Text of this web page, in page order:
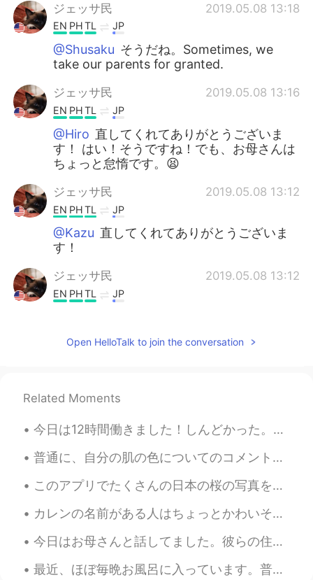
ジェッサ民 2019.05.08 13:18
EN PHTL JP
@Shusaku そうだね。Sometimes, we
take our parents for granted.
ジェッサ民 2019.05.08 13:16
EN PHTL JP
@Hiro 直してくれてありがとうございま
す！ はい！そうですね！でも、お母さんは
ちょっと怠惰です。😫
ジェッサ民 2019.05.08 13:12
EN PHTL JP
@Kazu 直してくれてありがとうございま
す！
ジェッサ民 2019.05.08 13:12
EN PHTL JP
@leo直してくれてありがとうございま
JP EN
I can understand your mean. I am
JP EN
家族思いですね✨
Open HelloTalk to join the conversation
Related Moments
今日は12時間働きました！しんどかった。😓 明日は休みから嬉しいです。日曜日はバレンタインデーですね。日本は女性が男性にチョコをあげますね。ぎりチョコも作るべきですね。面倒くさくないですか？ 質...
普通に、自分の肌の色についてのコメントを受け取るのは嫌いです。でも、今日は、患者さんは私に「あなたの肌の色が好き！羨ましい！バニラアイスクリームみたい！」と言いました。たくさん笑いました。この患...
このアプリでたくさんの日本の桜の写真を見たら、私は羨ましいを感じていました。3年前、この写真のWashington DCの桜を撮りました。いつか、日本の桜の写真も撮りたい！ アメリカには、桜が日...
カレンの名前がある人はちょっとかわいそうですね。スラングとして、「カレン」のお客様の性格はうんざりだ。できない。。。時々、そんなお客様と話すの後、吐き気がします。🤢 体の疲れに対応できますが心の...
今日はお母さんと話してました。彼らの住んでる街のコロナの事態はもっと悪くなってるから外にあまり出られない。今年はお母さんはここに行きたがってるけどコロナのせいで、できません。ママはめっちゃ明るく...
最近、ほぼ毎晩お風呂に入っています。普通には毎朝と毎晩シャワーを浴びますが、最近、夜のお風呂に楽しみ。🥰ストレス発散できると思います。色々なバスソルトを試しています。amazonでこれを見つけま...